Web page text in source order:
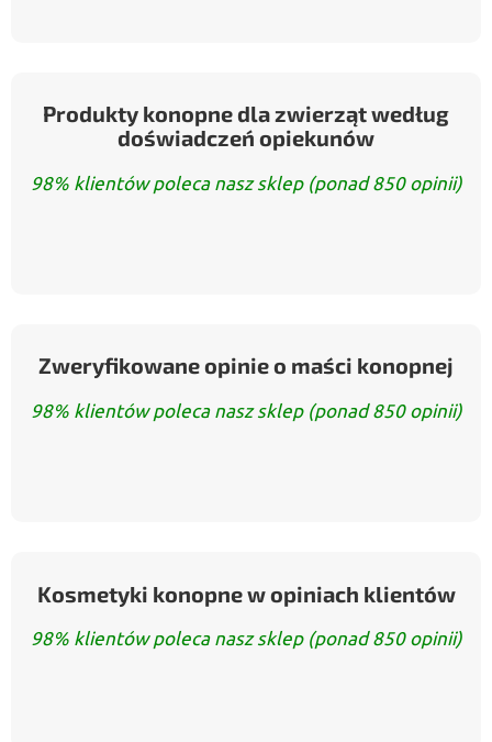
Produkty konopne dla zwierząt według
doświadczeń opiekunów
98% klientów poleca nasz sklep (ponad 850 opinii)
Zweryfikowane opinie o maści konopnej
98% klientów poleca nasz sklep (ponad 850 opinii)
Kosmetyki konopne w opiniach klientów
98% klientów poleca nasz sklep (ponad 850 opinii)